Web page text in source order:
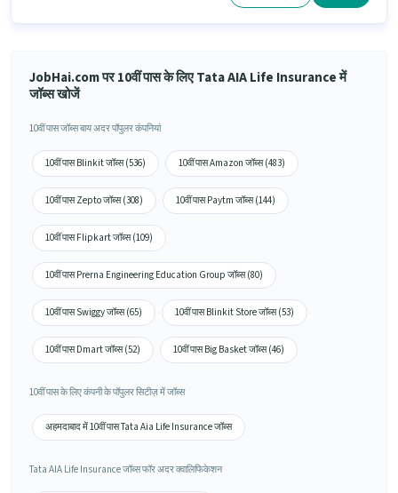
JobHai.com पर 10वीं पास के लिए Tata AIA Life Insurance में
जॉब्स खोजें
10वीं पास जॉब्स बाय अदर पॉपुलर कंपनियां
10वीं पास Blinkit जॉब्स (536) 10वीं पास Amazon जॉब्स (483)
10वीं पास Zepto जॉब्स (308) 10वीं पास Paytm जॉब्स (144)
10वीं पास Flipkart जॉब्स (109)
10वीं पास Prerna Engineering Education Group जॉब्स (80)
10वीं पास Swiggy जॉब्स (65) 10वीं पास Blinkit Store जॉब्स (53)
10वीं पास Dmart जॉब्स (52) 10वीं पास Big Basket जॉब्स (46)
10वीं पास के लिए कंपनी के पॉपुलर सिटीज़ में जॉब्स
अहमदाबाद में 10वीं पास Tata Aia Life Insurance जॉब्स
Tata AIA Life Insurance जॉब्स फॉर अदर क्वालिफिकेशन